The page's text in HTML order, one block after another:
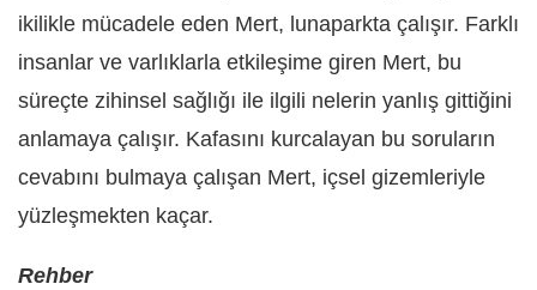
ikilikle mücadele eden Mert, lunaparkta çalışır. Farklı
insanlar ve varlıklarla etkileşime giren Mert, bu
süreçte zihinsel sağlığı ile ilgili nelerin yanlış gittiğini
anlamaya çalışır. Kafasını kurcalayan bu soruların
cevabını bulmaya çalışan Mert, içsel gizemleriyle
yüzleşmekten kaçar.
Rehber